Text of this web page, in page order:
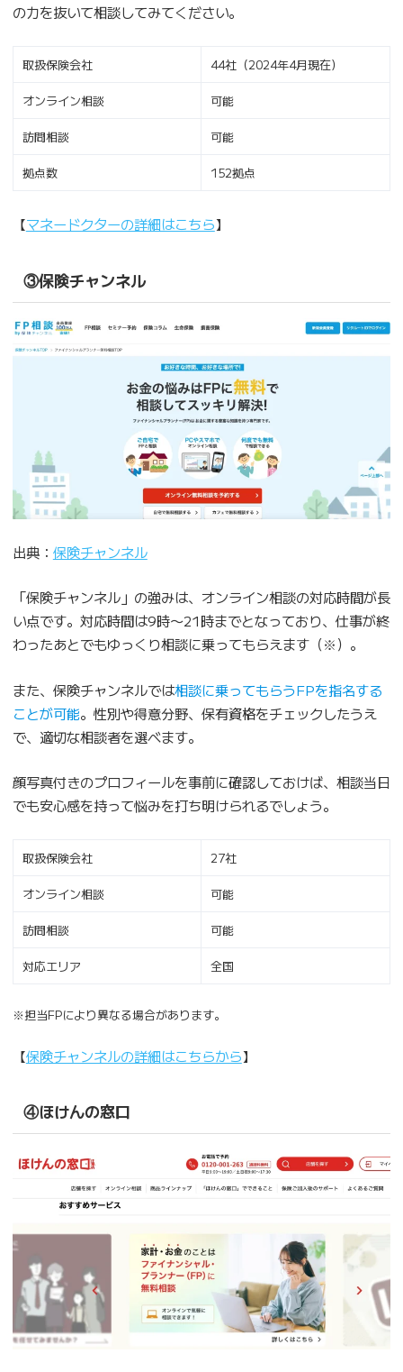
の力を抜いて相談してみてください。
取扱保険会社 44社（2024年4月現在）
オンライン相談 可能
訪問相談 可能
拠点数 152拠点
【マネードクターの詳細はこちら】
③保険チャンネル
出典： 保険チャンネル
「保険チャンネル」の強みは、オンライン相談の対応時間が長
い点です。対応時間は9時〜21時までとなっており、仕事が終
わったあとでもゆっくり相談に乗ってもらえます（※）。
また、保険チャンネルでは相談に乗ってもらうFPを指名する
ことが可能。性別や得意分野、保有資格をチェックしたうえ
で、適切な相談者を選べます。
顔写真付きのプロフィールを事前に確認しておけば、相談当日
でも安心感を持って悩みを打ち明けられるでしょう。
取扱保険会社 27社
オンライン相談 可能
訪問相談 可能
対応エリア 全国
※担当FPにより異なる場合があります。
【保険チャンネルの詳細はこちらから】
④ほけんの窓口